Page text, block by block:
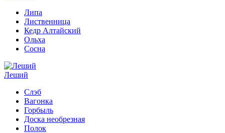
Липа
Лиственница
Кедр Алтайский
Ольха
Сосна
Леший
Слэб
Вагонка
Горбыль
Доска необрезная
Полок